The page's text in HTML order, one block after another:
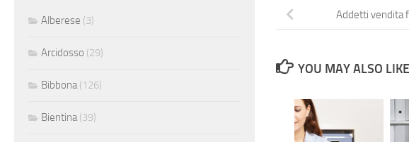
Addetti vendita
YOU MAY ALSO
Alberese (3)
Arcidosso (29)
Bibbona(126)
Bientina(39)